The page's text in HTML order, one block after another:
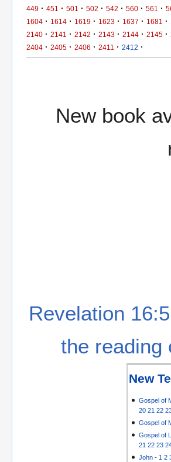
449 · 451 · 501 · 502 · 542 · 560 · 561 ·
1604 · 1614 · 1619 · 1623 · 1637 · 1681 ·
2140 · 2141 · 2142 · 2143 · 2144 · 2145 ·
2404 · 2405 · 2406 · 2411 · 2412 ·
New book
Revelation
the reading
New
Gospel of
20 21 22
Gospel of
Gospel of
21 22 23
John - 1 2